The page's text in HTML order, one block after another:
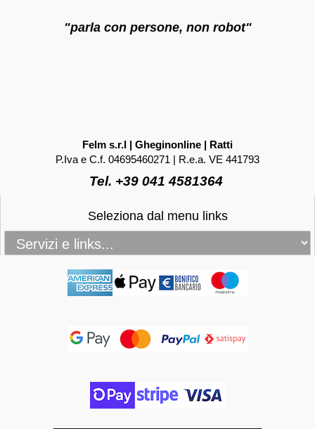
"parla con persone, non robot"
Felm s.r.l | Gheginonline | Ratti
P.Iva e C.f. 04695460271 | R.e.a. VE 441793
Tel. +39 041 4581364
Seleziona dal menu links